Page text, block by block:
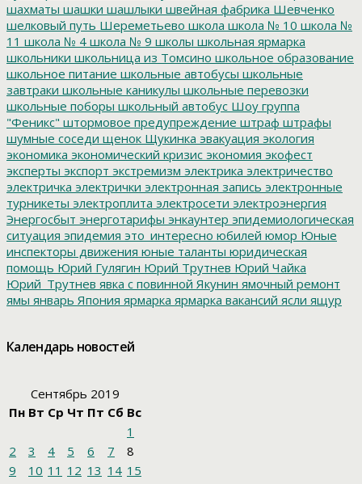
шахматы шашки шашлыки швейная фабрика Шевченко
шелковый путь Шереметьево школа школа № 10 школа №
11 школа № 4 школа № 9 школы школьная ярмарка
школьники школьница из Томсино школьное образование
школьное питание школьные автобусы школьные
завтраки школьные каникулы школьные перевозки
школьные поборы школьный автобус Шоу группа
"Феникс" штормовое предупреждение штраф штрафы
шумные соседи щенок Щукинка эвакуация экология
экономика экономический кризис экономия экофест
эксперты экспорт экстремизм электрика электричество
электричка электрички электронная запись электронные
турникеты электроплита электросети электроэнергия
Энергосбыт энерготарифы энкаунтер эпидемиологическая
ситуация эпидемия это_интересно юбилей юмор Юные
инспекторы движения юные таланты юридическая
помощь Юрий Гулягин Юрий Трутнев Юрий Чайка
Юрий_Трутнев явка с повинной Якунин ямочный ремонт
ямы январь Япония ярмарка ярмарка вакансий ясли ящур
Календарь новостей
Сентябрь 2019
Пн Вт Ср Чт Пт Сб Вс
1
2
3 4 5 6 7
8
9
10 11 12 13 14 15